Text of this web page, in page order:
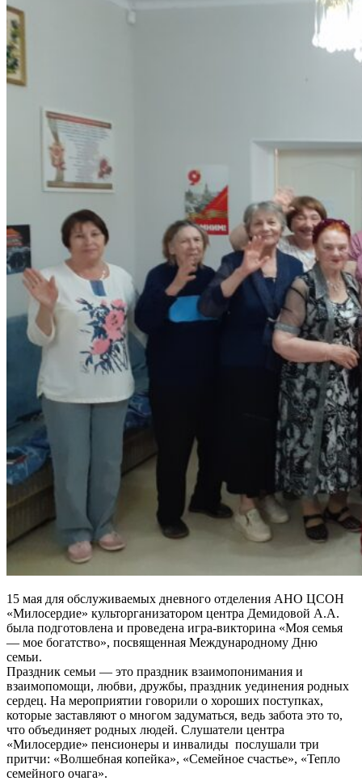
15 мая для обслуживаемых дневного отделения АНО ЦСОН
«Милосердие» культорганизатором центра Демидовой А.А.
была подготовлена и проведена игра-викторина «Моя семья
— мое богатство», посвященная Международному Дню
семьи.
Праздник семьи — это праздник взаимопонимания и
взаимопомощи, любви, дружбы, праздник уединения родных
сердец. На мероприятии говорили о хороших поступках,
которые заставляют о многом задуматься, ведь забота это то,
что объединяет родных людей. Слушатели центра
«Милосердие» пенсионеры и инвалиды послушали три
притчи: «Волшебная копейка», «Семейное счастье», «Тепло
семейного очага».